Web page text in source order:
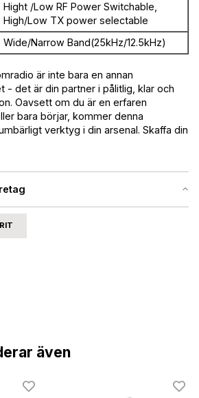
Hight /Low RF Power Switchable,
High/Low TX power selectable
Wide/Narrow Band(25kHz/12.5kHz)
är inte bara en annan
- det är din partner i pålitlig, klar och
Oavsett om du är en erfaren
bara börjar, kommer denna
verktyg i din arsenal. Skaffa din
även